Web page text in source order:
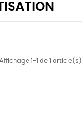
Affichage 1-1 de 1 article(s)